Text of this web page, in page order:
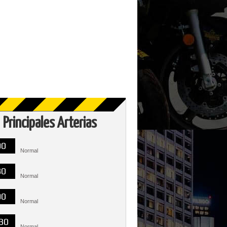
Principales Arterias
Normal
Normal
Normal